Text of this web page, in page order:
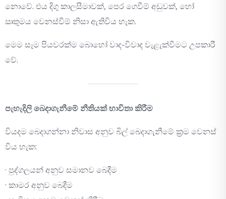
නොවේ. එය දිගු කාලසීමාවක්, පෙර ගෙවීම් අඩුවක්, හෝ
ඍතුමය වෙනස්වීම් නිසා ඇතිවිය හැක.
මෙම සෑම පියවරක්ම බොහෝ වාද-විවාද වැළැක්වීමට උපකාරී
වේ.
පැහැදිලි බෙදාගැනීමේ නීතියක් භාවිතා කිරීම
වියදම බෙදාගන්නා නිවාස අනුව බිල් බෙදාගැනීමේ ක්‍රම වෙනස්
විය හැක:
· පුද්ගලයන් අනුව සමානව බෙදීම
· කාමර අනුව බෙදීම